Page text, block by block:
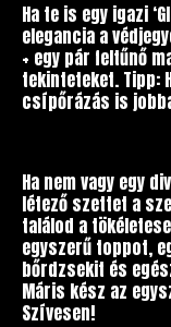
Ha te is egy igazi
elegancia a
+ egy pár feltűnő
tekinteteket. Tipp:
csípőrázás is
Ha nem vagy egy
létező szettet a
találod a
egyszerű toppot,
bőrdzsekit és
Máris kész az
Szívesen!